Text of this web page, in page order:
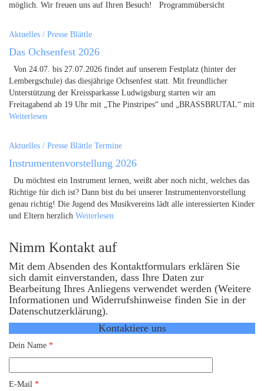
möglich. Wir freuen uns auf Ihren Besuch! Programmübersicht
Aktuelles / Presse Blättle
Das Ochsenfest 2026
Von 24.07. bis 27.07.2026 findet auf unserem Festplatz (hinter der
Lembergschule) das diesjährige Ochsenfest statt. Mit freundlicher
Unterstützung der Kreissparkasse Ludwigsburg starten wir am
Freitagabend ab 19 Uhr mit „The Pinstripes“ und „BRASSBRUTAL“ mit
Weiterlesen
Aktuelles / Presse Blättle Termine
Instrumentenvorstellung 2026
Du möchtest ein Instrument lernen, weißt aber noch nicht, welches das
Richtige für dich ist? Dann bist du bei unserer Instrumentenvorstellung
genau richtig! Die Jugend des Musikvereins lädt alle interessierten Kinder
und Eltern herzlich Weiterlesen
Nimm Kontakt auf
Mit dem Absenden des Kontaktformulars erklären Sie
sich damit einverstanden, dass Ihre Daten zur
Bearbeitung Ihres Anliegens verwendet werden (Weitere
Informationen und Widerrufshinweise finden Sie in der
Datenschutzerklärung).
Kontaktiere uns
Dein Name *
E-Mail *